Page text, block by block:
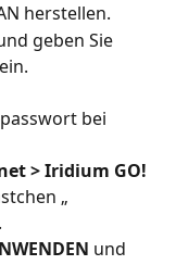
herstellen.
geben Sie
bei
> Iridium GO!
„
und